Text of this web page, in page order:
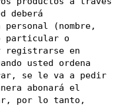
deberá
(nombre,
particular o
registrarse en
usted ordena
se le va a pedir
abonará el
por lo tanto,